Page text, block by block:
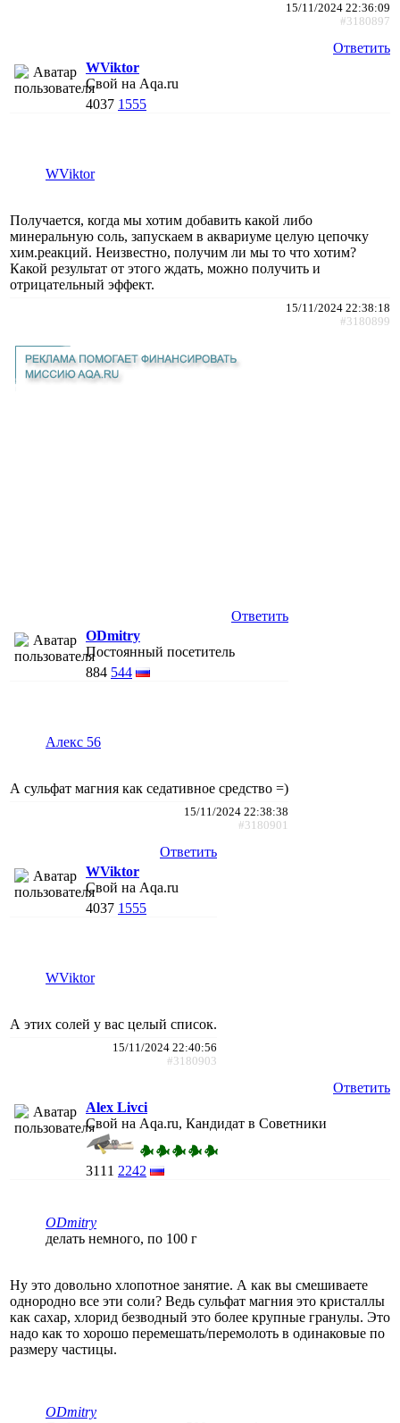
15/11/2024 22:36:09
#3180897
Ответить
WViktor
Свой на Aqa.ru
4037 1555
WViktor
Получается, когда мы хотим добавить какой либо
минеральную соль, запускаем в аквариуме целую цепочку
хим.реакций. Неизвестно, получим ли мы то что хотим?
Какой результат от этого ждать, можно получить и
отрицательный эффект.
15/11/2024 22:38:18
#3180899
Ответить
ODmitry
Постоянный посетитель
884 544
Алекс 56
А сульфат магния как седативное средство =)
15/11/2024 22:38:38
#3180901
Ответить
WViktor
Свой на Aqa.ru
4037 1555
WViktor
А этих солей у вас целый список.
15/11/2024 22:40:56
#3180903
Ответить
Alex Livci
Свой на Aqa.ru, Кандидат в Советники
3111 2242
ODmitry
делать немного, по 100 г
Ну это довольно хлопотное занятие. А как вы смешиваете
однородно все эти соли? Ведь сульфат магния это кристаллы
как сахар, хлорид безводный это более крупные гранулы. Это
надо как то хорошо перемешать/перемолоть в одинаковые по
размеру частицы.
ODmitry